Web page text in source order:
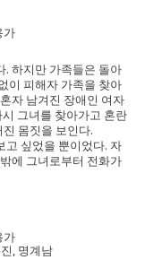
가
. 하지만 가족들은 돌아
이 피해자 가족을 찾아
자 남겨진 장애인 여자
그녀를 찾아가고 혼란
몸짓을 보인다.
고 싶었을 뿐이었다. 자
에 그녀로부터 전화가
가
, 명계남